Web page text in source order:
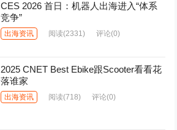
CES 2026 首日：机器人出海进入“体系
竞争”
出海资讯 阅读(2331) 评论(0)
2025 CNET Best Ebike跟Scooter看看花
落谁家
出海资讯 阅读(718) 评论(0)